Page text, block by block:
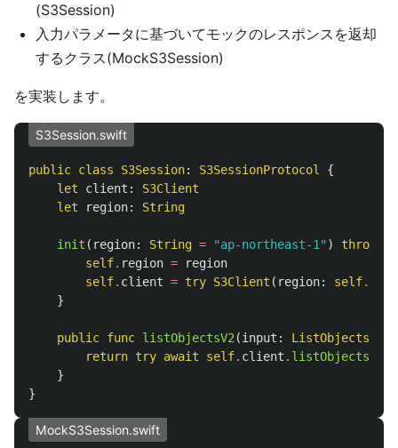
(S3Session)
入力パラメータに基づいてモックのレスポンスを返却
するクラス(MockS3Session)
を実装します。
S3Session.swift
public class S3Session: S3SessionProtocol
{
let
client :
S3Client
let
region: String
init ( region: String = "ap-northeast-1" ) throws
self. region =
region
self. client = try S3Client ( region: self.
}
public func listObjectsV2 (input :
return try await self. client . listObjectsV2
}
}
MockS3Session.swift